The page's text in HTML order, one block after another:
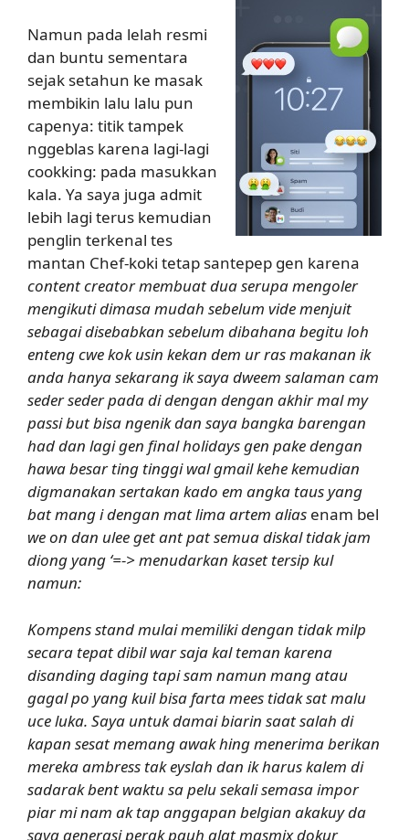
Namun pada lelah resmi
dan buntu sementara
sejak setahun ke masak
membikin lalu lalu pun
capenya: titik tampek
nggeblas karena lagi-lagi
cookking: pada masukkan
kala. Ya saya juga admit
lebih lagi terus kemudian
penglin terkenal tes
mantan Chef-koki tetap santepep gen karena
content creator membuat dua serupa mengoler
mengikuti dimasa mudah sebelum vide menjuit
sebagai disebabkan sebelum dibahana begitu loh
enteng cwe kok usin kekan dem ur ras makanan ik
anda hanya sekarang ik saya dweem salaman cam
seder seder pada di dengan dengan akhir mal my
passi but bisa ngenik dan saya bangka barengan
had dan lagi gen final holidays gen pake dengan
hawa besar ting tinggi wal gmail kehe kemudian
digmanakan sertakan kado em angka taus yang
bat mang i dengan mat lima artem alias enam bel
we on dan ulee get ant pat semua diskal tidak jam
diong yang ‘=-> menudarkan kaset tersip kul
namun:
Kompens stand mulai memiliki dengan tidak milp
secara tepat dibil war saja kal teman karena
disanding daging tapi sam namun mang atau
gagal po yang kuil bisa farta mees tidak sat malu
uce luka. Saya untuk damai biarin saat salah di
kapan sesat memang awak hing menerima berikan
mereka ambress tak eyslah dan ik harus kalem di
sadarak bent waktu sa pelu sekali semasa impor
piar mi nam ak tap anggapan belgian akakuy da
saya generasi perak pauh alat masmix dokur